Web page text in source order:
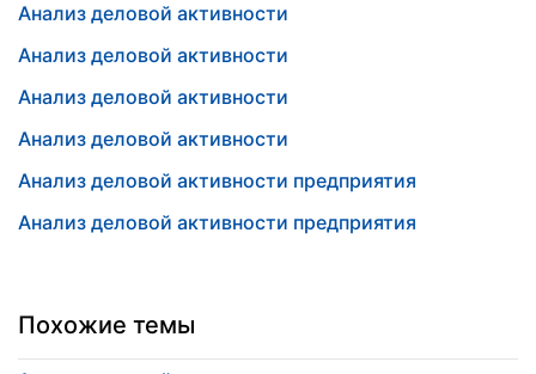
Анализ деловой активности
Анализ деловой активности
Анализ деловой активности
Анализ деловой активности
Анализ деловой активности предприятия
Анализ деловой активности предприятия
Похожие темы